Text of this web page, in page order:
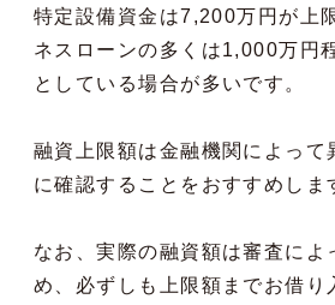
特定設備資金は7,200万円が上
ネスローンの多くは1,000万円
としている場合が多いです。
融資上限額は金融機関によって
に確認することをおすすめしま
なお、実際の融資額は審査によ
め、必ずしも上限額までお借り